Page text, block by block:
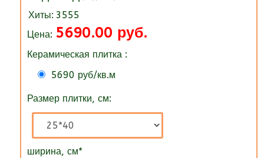
Хиты: 3555
Цена: 5690.00 руб.
Керамическая плитка :
5690 руб/кв.м
Размер плитки, см:
ширина, см*